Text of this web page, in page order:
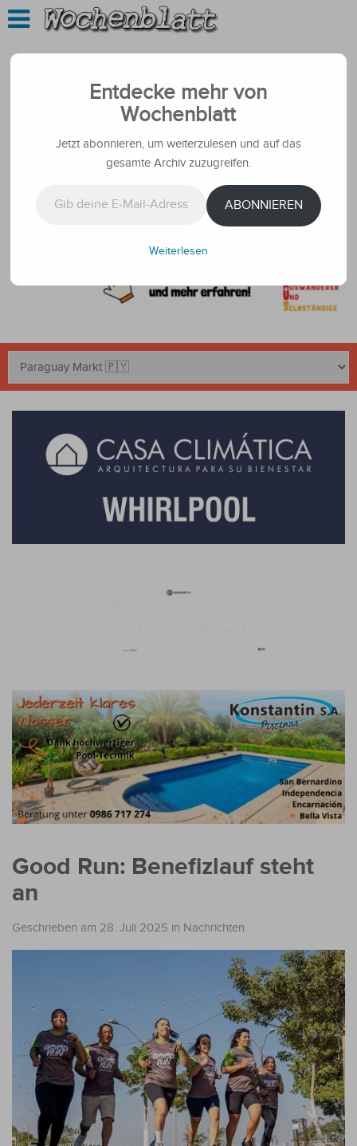
Good Run: Benefizlauf steht
an
Geschrieben am 28. Juli 2025 in Nachrichten
Entdecke mehr von
Wochenblatt
Jetzt abonnieren, um weiterzulesen und auf das
gesamte Archiv zuzugreifen.
ABONNIEREN
Weiterlesen